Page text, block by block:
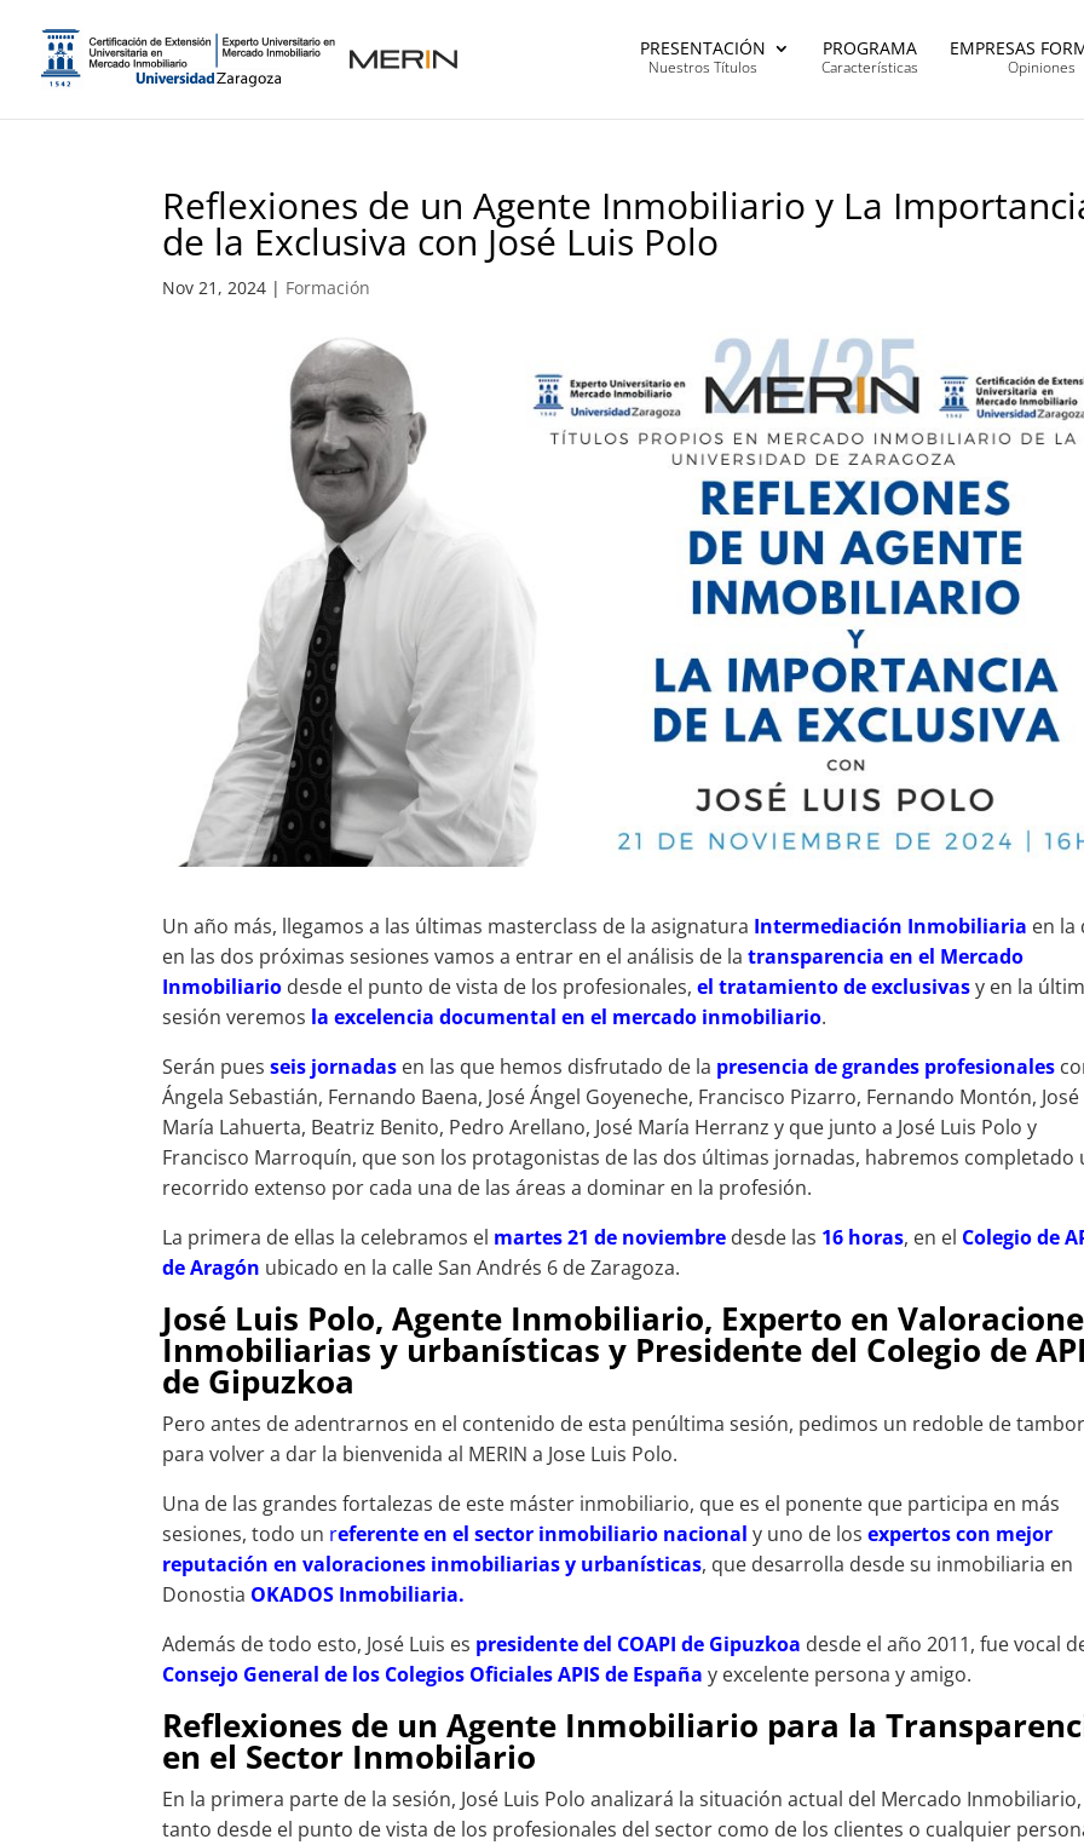
PRESENTACIÓN
Nuestros Títulos
PROGRAMA
Características
EMPRESAS
Opiniones
Reflexiones de un Agente Inmobiliario y La
de la Exclusiva con José Luis Polo
Nov 21, 2024 | Formación
Un año más, llegamos a las últimas masterclass de la asignatura Intermediación Inmobiliaria en la
en las dos próximas sesiones vamos a entrar en el análisis de latransparencia en el Mercado
Inmobiliario desde el punto de vista de los profesionales,el tratamiento de exclusivasy en la
sesión veremos la excelencia documental en el mercado inmobiliario.
Serán puesseis jornadas en las que hemos disfrutado de la presencia de grandes profesionales
Ángela Sebastián, Fernando Baena, José Ángel Goyeneche, Francisco Pizarro, Fernando Montón, José
María Lahuerta, Beatriz Benito, Pedro Arellano, José María Herranz y que junto a José Luis Polo y
Francisco Marroquín, que son los protagonistas de las dos últimas jornadas, habremos completado
recorrido extenso por cada una de las áreas a dominar en la profesión.
La primera de ellas la celebramos el martes 21 de noviembre desde las 16 horas, en el Colegio de
de Aragón ubicado en la calle San Andrés 6 de Zaragoza.
José Luis Polo, Agente Inmobiliario, Experto en
Inmobiliarias y urbanísticas y Presidente del Colegio de
de Gipuzkoa
Pero antes de adentrarnos en el contenido de esta penúltima sesión, pedimos un redoble de tambor
para volver a dar la bienvenida al MERIN a Jose Luis Polo.
Una de las grandes fortalezas de este máster inmobiliario, que es el ponente que participa en más
sesiones, todo un referente en el sector inmobiliario nacional y uno de losexpertos con mejor
reputación en valoraciones inmobiliarias y urbanísticas, que desarrolla desde su inmobiliaria en
Donostia OKADOS Inmobiliaria.
Además de todo esto, José Luis es presidente del COAPI de Gipuzkoa desde el año 2011, fue vocal
Consejo General de los Colegios Oficiales APIS de Españay excelente persona y amigo.
Reflexiones de un Agente Inmobiliario para la
en el Sector Inmobilario
En la primera parte de la sesión, José Luis Polo analizará la situación actual del Mercado Inmobiliario,
tanto desde el punto de vista de los profesionales del sector como de los clientes o cualquier